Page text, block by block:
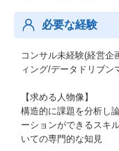
必要な経験
コンサル未経験(経営企
ィング/データドリブン
【求める人物像】
構造的に課題を分析し
ーションができるスキ
いての専門的な知見